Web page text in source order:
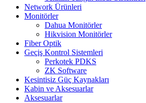
Network Ürünleri
Monitörler
Dahua Monitörler
Hikvision Monitörler
Fiber Optik
Geçiş Kontrol Sistemleri
Perkotek PDKS
ZK Software
Kesintisiz Güç Kaynakları
Kabin ve Aksesuarlar
Aksesuarlar